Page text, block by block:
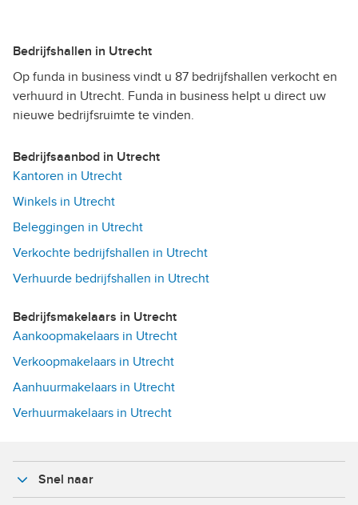
Bedrijfshallen in Utrecht
Op funda in business vindt u 87 bedrijfshallen verkocht en
verhuurd in Utrecht. Funda in business helpt u direct uw
nieuwe bedrijfsruimte te vinden.
Bedrijfsaanbod in Utrecht
Kantoren in Utrecht
Winkels in Utrecht
Beleggingen in Utrecht
Verkochte bedrijfshallen in Utrecht
Verhuurde bedrijfshallen in Utrecht
Bedrijfsmakelaars in Utrecht
Aankoopmakelaars in Utrecht
Verkoopmakelaars in Utrecht
Aanhuurmakelaars in Utrecht
Verhuurmakelaars in Utrecht
Snel naar